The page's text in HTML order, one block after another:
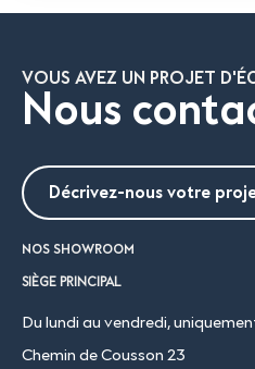
VOUS AVEZ UN PROJET
Nous
Décrivez-nous votre
NOS SHOWROOM
SIÈGE PRINCIPAL
Du lundi au vendredi,
Chemin de Cousson 23